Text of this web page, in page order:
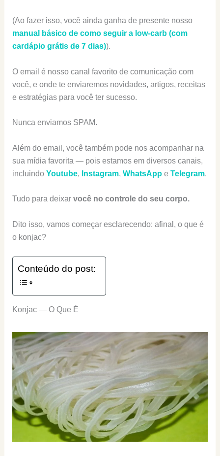
(Ao fazer isso, você ainda ganha de presente nosso
manual básico de como seguir a low-carb (com
cardápio grátis de 7 dias)).
O email é nosso canal favorito de comunicação com
você, e onde te enviaremos novidades, artigos, receitas
e estratégias para você ter sucesso.
Nunca enviamos SPAM.
Além do email, você também pode nos acompanhar na
sua mídia favorita — pois estamos em diversos canais,
incluindo Youtube, Instagram, WhatsAppe Telegram.
Tudo para deixar você no controle do seu corpo.
Dito isso, vamos começar esclarecendo: afinal, o que é
o konjac?
Conteúdo do post:
Konjac — O Que É